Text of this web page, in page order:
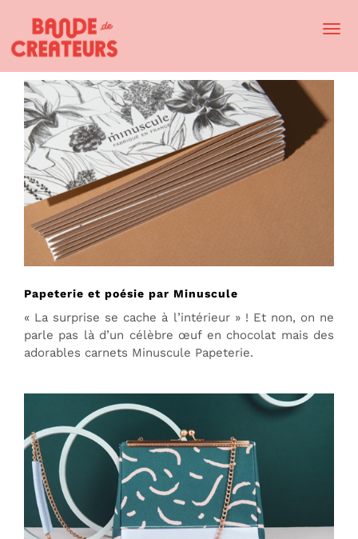
Papeterie et poésie par Minuscule
« La surprise se cache à l’intérieur » ! Et non, on ne
parle pas là d’un célèbre œuf en chocolat mais des
adorables carnets Minuscule Papeterie.